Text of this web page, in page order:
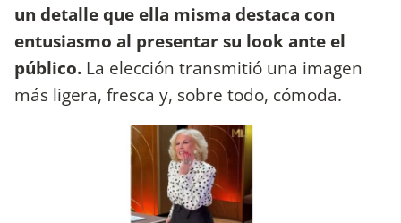
un detalle que ella misma destaca con
entusiasmo al presentar su look ante el
público. La elección transmitió una imagen
más ligera, fresca y, sobre todo, cómoda.